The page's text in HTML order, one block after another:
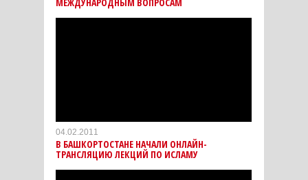
04.02.2011
В БАШКОРТОСТАНЕ НАЧАЛИ ОНЛАЙН-
ТРАНСЛЯЦИЮ ЛЕКЦИЙ ПО ИСЛАМУ